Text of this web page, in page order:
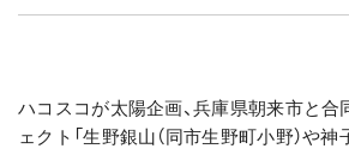
ハコスコが太陽企画、兵庫県朝来市と合
ェクト「生野銀山（同市生野町小野）や神